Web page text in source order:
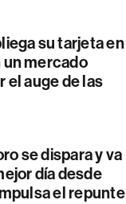
su tarjeta en
un mercado
el auge de las
se dispara y va
día desde
el repunte